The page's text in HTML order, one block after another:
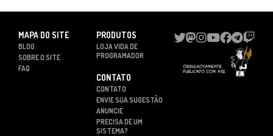
MAPA DO SITE
BLOG
SOBRE O SITE
FAQ
PRODUTOS
LOJA VIDA DE
PROGRAMADOR
CONTATO
CONTATO
ENVIE SUA SUGESTÃO
ANUNCIE
PRECISA DE UM
SISTEMA?